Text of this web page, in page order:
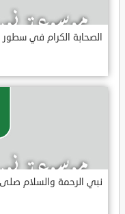
الصحابة الكرام في سطور
نبي الرحمة والسلام صلى